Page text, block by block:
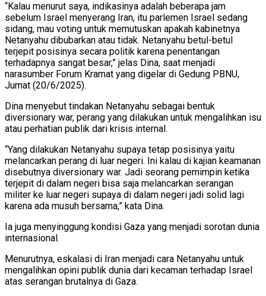
“Kalau menurut saya, indikasinya adalah beberapa jam
sebelum Israel menyerang Iran, itu parlemen Israel sedang
sidang, mau voting untuk memutuskan apakah kabinetnya
Netanyahu dibubarkan atau tidak. Netanyahu betul-betul
terjepit posisinya secara politik karena penentangan
terhadapnya sangat besar,” jelas Dina, saat menjadi
narasumber Forum Kramat yang digelar di Gedung PBNU,
Jumat (20/6/2025).
Dina menyebut tindakan Netanyahu sebagai bentuk
diversionary war, perang yang dilakukan untuk mengalihkan isu
atau perhatian publik dari krisis internal.
“Yang dilakukan Netanyahu supaya tetap posisinya yaitu
melancarkan perang di luar negeri. Ini kalau di kajian keamanan
disebutnya diversionary war. Jadi seorang pemimpin ketika
terjepit di dalam negeri bisa saja melancarkan serangan
militer ke luar negeri supaya di dalam negeri jadi solid lagi
karena ada musuh bersama,” kata Dina.
Ia juga menyinggung kondisi Gaza yang menjadi sorotan dunia
internasional.
Menurutnya, eskalasi di Iran menjadi cara Netanyahu untuk
mengalihkan opini publik dunia dari kecaman terhadap Israel
atas serangan brutalnya di Gaza.